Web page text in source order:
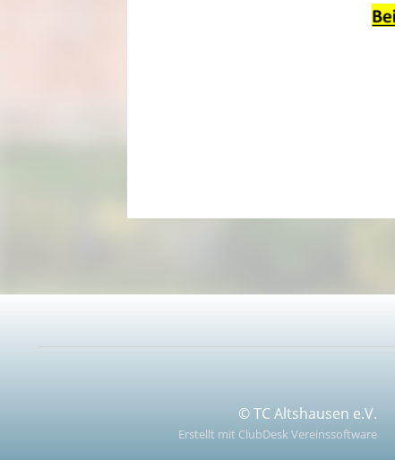
© TC Altshausen e.V.
Erstellt mit ClubDesk Vereinssoftware